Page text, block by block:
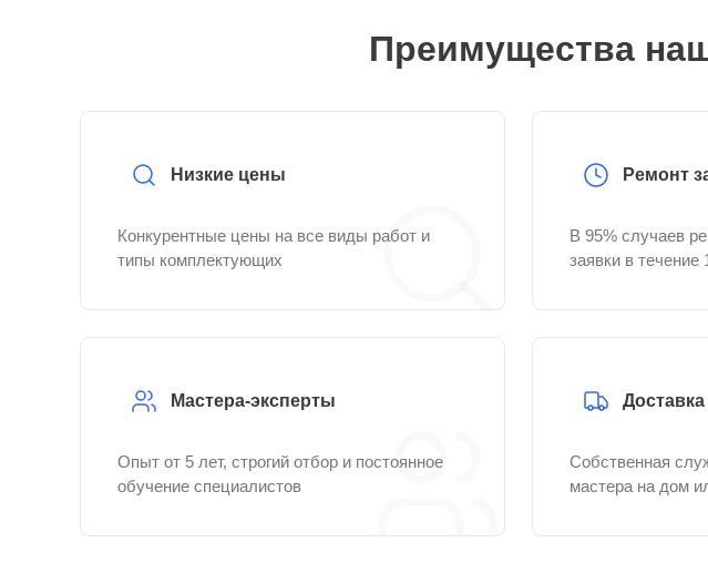
Преимущества
Низкие цены
Конкурентные цены на все виды работ и
типы комплектующих
Ремонт
В 95% случаев
заявки в течение
Мастера-эксперты
Опыт от 5 лет, строгий отбор и постоянное
обучение специалистов
Собственная
мастера на дом